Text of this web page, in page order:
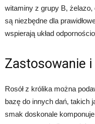
witaminy z grupy B, żelazo,
są niezbędne dla
wspierają układ
Zastosowanie
Rosół z królika można
bazę do innych dań, takich
smak doskonale